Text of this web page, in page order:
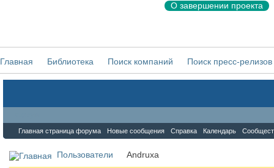
О завершении проекта
Главная Библиотека Поиск компаний Поиск пресс-релизов
Главная страница форума Новые сообщения Справка Календарь
Пользователи Andruxa